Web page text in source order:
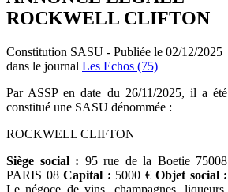
ROCKWELL CLIFTON
Constitution SASU - Publiée le 02/12/2025
dans le journal Les Echos (75)
Par ASSP en date du 26/11/2025, il a été
constitué une SASU dénommée :
ROCKWELL CLIFTON
Siège social : 95 rue de la Boetie 75008
PARIS 08 Capital : 5000 € Objet social :
Le négoce de vins, champagnes, liqueurs,